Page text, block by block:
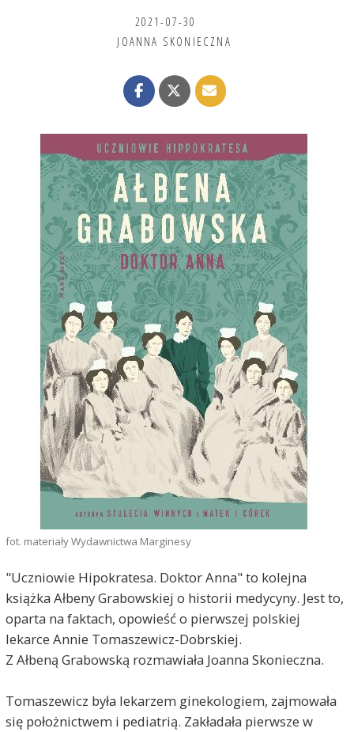
2021-07-30
JOANNA SKONIECZNA
fot. materiały Wydawnictwa Marginesy
"Uczniowie Hipokratesa. Doktor Anna" to kolejna
książka Ałbeny Grabowskiej o historii medycyny. Jest to,
oparta na faktach, opowieść o pierwszej polskiej
lekarce Annie Tomaszewicz-Dobrskiej.
Z Ałbeną Grabowską rozmawiała Joanna Skonieczna.
Tomaszewicz była lekarzem ginekologiem, zajmowała
się położnictwem i pediatrią. Zakładała pierwsze w